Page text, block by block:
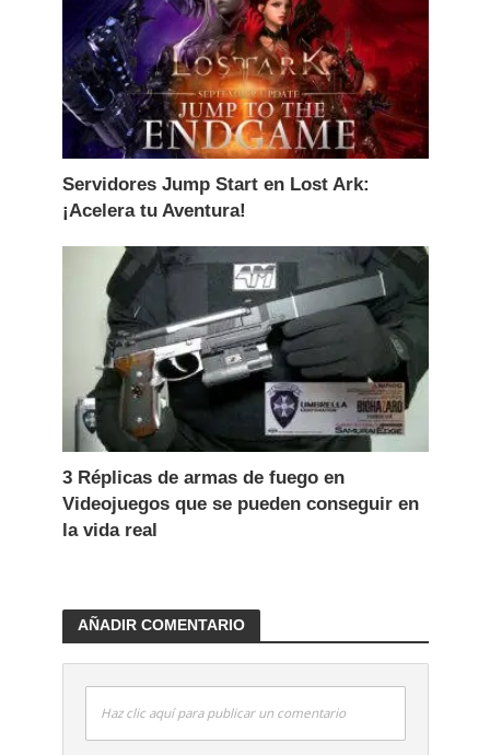
Servidores Jump Start en Lost Ark:
¡Acelera tu Aventura!
3 Réplicas de armas de fuego en
Videojuegos que se pueden conseguir en
la vida real
AÑADIR COMENTARIO
Haz clic aquí para publicar un comentario